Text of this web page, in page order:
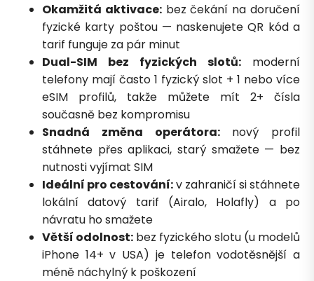
Okamžitá aktivace:bez čekání na doručení
fyzické karty poštou — naskenujete QR kód a
tarif funguje za pár minut
Dual-SIM bez fyzických slotů: moderní
telefony mají často 1 fyzický slot + 1 nebo více
eSIM profilů, takže můžete mít 2+ čísla
současně bez kompromisu
Snadná změna operátora:nový profil
stáhnete přes aplikaci, starý smažete — bez
nutnosti vyjímat SIM
Ideální pro cestování:v zahraničí si stáhnete
lokální datový tarif (Airalo, Holafly) a po
návratu ho smažete
Větší odolnost: bez fyzického slotu (u modelů
iPhone 14+ v USA) je telefon vodotěsnější a
méně náchylný k poškození